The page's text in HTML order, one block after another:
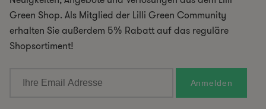
Green Shop. Als Mitglied der Lilli Green Community
erhalten Sie außerdem 5% Rabatt auf das reguläre
Shopsortiment!